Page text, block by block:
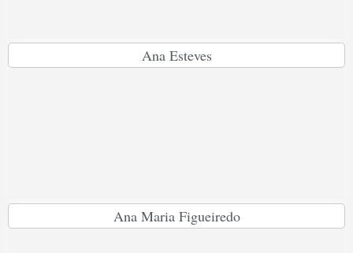
Ana Esteves
Ana Maria Figueiredo